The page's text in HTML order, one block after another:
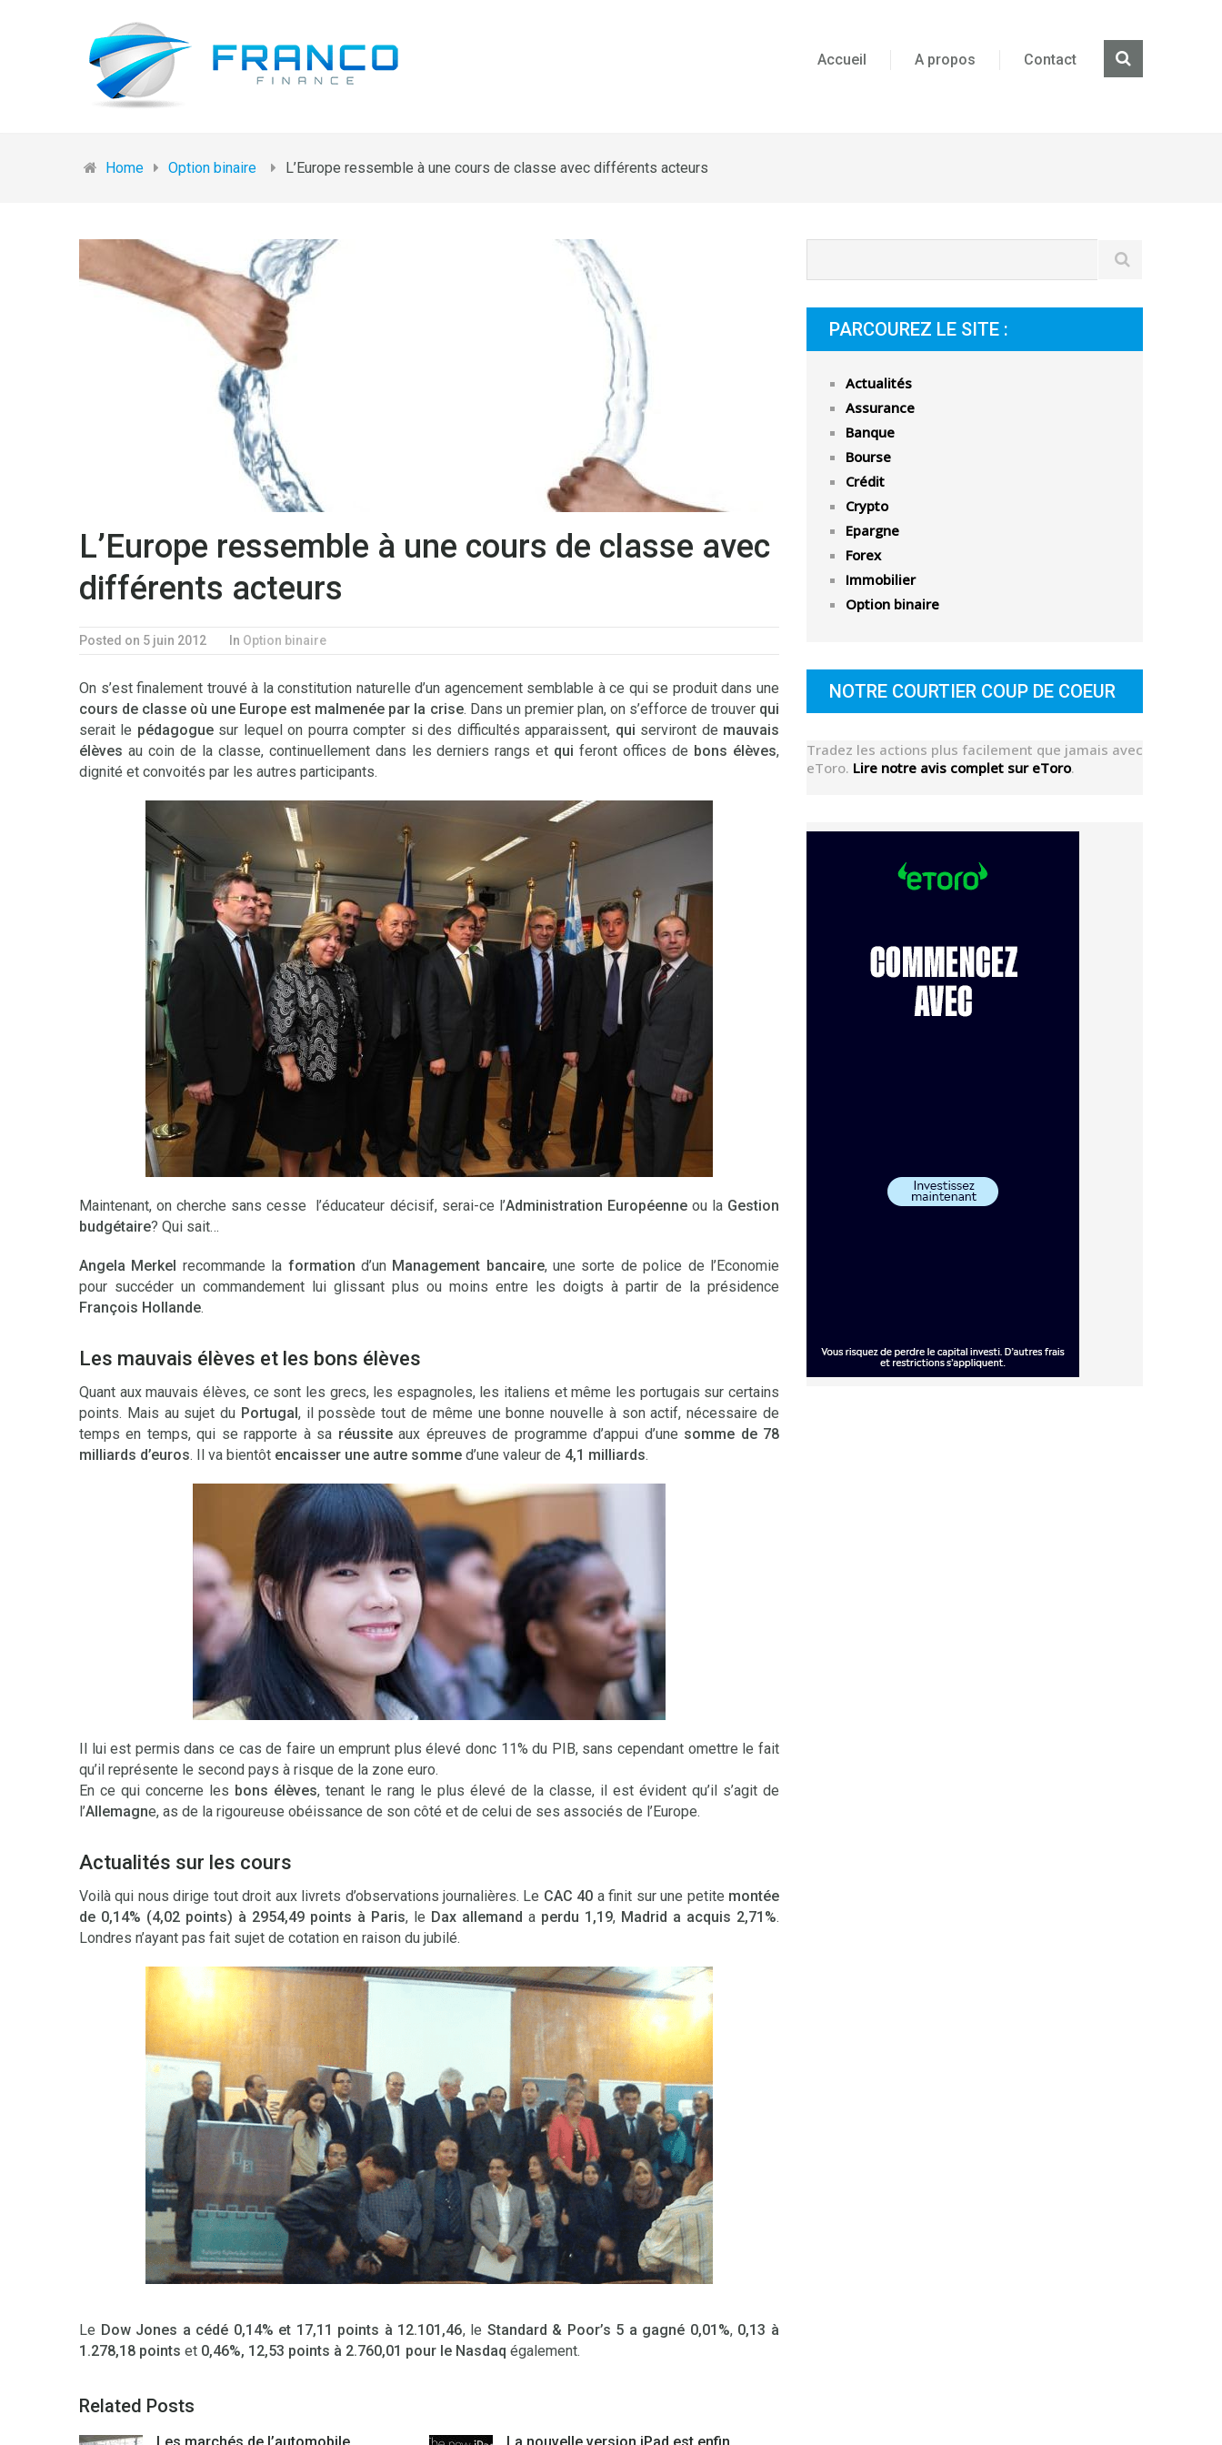
Accueil A propos Contact
Home Option binaire L’Europe ressemble à une cours de classe avec différents acteurs
L’Europe ressemble à une cours de classe avec
différents acteurs
Posted on 5 juin 2012 In Option binaire
On s’est finalement trouvé à la constitution naturelle d’un agencement semblable à ce qui se produit dans une
cours de classe où une Europe est malmenée par la crise. Dans un premier plan, on s’efforce de trouver qui
serait le pédagoguesur lequel on pourra compter si des difficultés apparaissent, qui serviront de mauvais
élèves au coin de la classe, continuellement dans les derniers rangs et qui feront offices de bons élèves,
dignité et convoités par les autres participants.
Maintenant, on cherche sans cesse l’éducateur décisif, serai-ce l’Administration Européenneou la Gestion
budgétaire? Qui sait…
Angela Merkel recommande la formation d’un Management bancaire, une sorte de police de l’Economie
pour succéder un commandement lui glissant plus ou moins entre les doigts à partir de la présidence
François Hollande.
Les mauvais élèves et les bons élèves
Quant aux mauvais élèves, ce sont les grecs, les espagnoles, les italiens et même les portugais sur certains
points. Mais au sujet du Portugal, il possède tout de même une bonne nouvelle à son actif, nécessaire de
temps en temps, qui se rapporte à sa réussiteaux épreuves de programme d’appui d’une somme de 78
milliards d’euros. Il va bientôt encaisser une autre somme d’une valeur de 4,1 milliards.
Il lui est permis dans ce cas de faire un emprunt plus élevé donc 11% du PIB, sans cependant omettre le fait
qu’il représente le second pays à risque de la zone euro.
En ce qui concerne les bons élèves, tenant le rang le plus élevé de la classe, il est évident qu’il s’agit de
l’Allemagne, as de la rigoureuse obéissance de son côté et de celui de ses associés de l’Europe.
Actualités sur les cours
Voilà qui nous dirige tout droit aux livrets d’observations journalières. Le CAC 40 a finit sur une petite montée
de 0,14% (4,02 points) à 2954,49 points à Paris, le Dax allemand a perdu 1,19, Madrid a acquis 2,71%.
Londres n’ayant pas fait sujet de cotation en raison du jubilé.
Le Dow Jones a cédé 0,14% et 17,11 points à 12.101,46, le Standard & Poor’s 5 a gagné 0,01%, 0,13 à
1.278,18 points et 0,46%, 12,53 points à 2.760,01 pour le Nasdaq également.
Related Posts
PARCOUREZ LE SITE :
Actualités
Assurance
Banque
Bourse
Crédit
Crypto
Epargne
Forex
Immobilier
Option binaire
NOTRE COURTIER COUP DE COEUR
Tradez les actions plus facilement que jamais avec
eToro. Lire notre avis complet sur eToro.